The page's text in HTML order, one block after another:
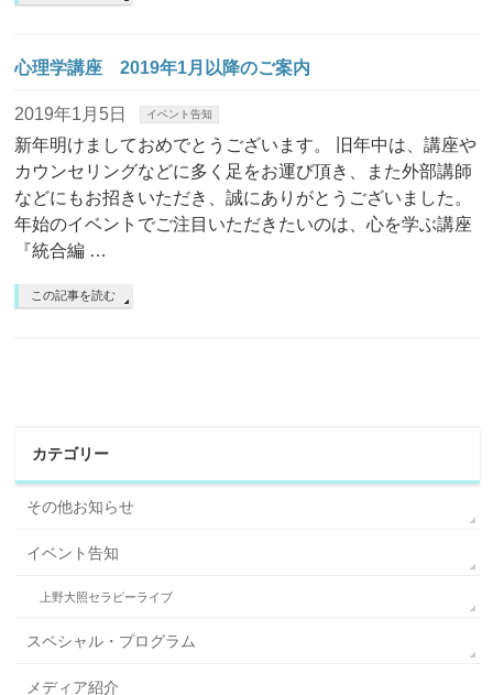
心理学講座 2019年1月以降のご案内
2019年1月5日 イベント告知
新年明けましておめでとうございます。 旧年中は、講座や
カウンセリングなどに多く足をお運び頂き、また外部講師
などにもお招きいただき、誠にありがとうございました。
年始のイベントでご注目いただきたいのは、心を学ぶ講座
『統合編 …
この記事を読む
カテゴリー
その他お知らせ
イベント告知
上野大照セラピーライブ
スペシャル・プログラム
メディア紹介